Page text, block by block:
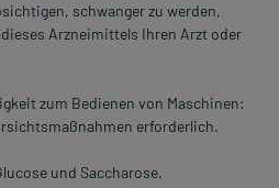
schwanger zu werden,
Arzneimittels Ihren Arzt oder
zum Bedienen von Maschinen:
erforderlich.
und Saccharose.